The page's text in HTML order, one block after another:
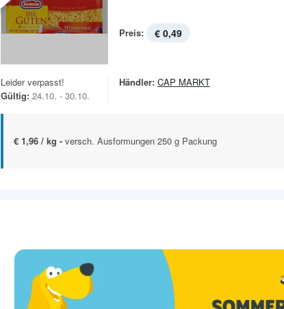
Preis: € 0,49
Leider verpasst!
Gültig: 24.10. - 30.10.
Händler: CAP MARKT
€ 1,96 / kg - versch. Ausformungen 250 g Packung